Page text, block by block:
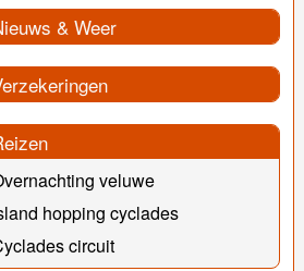
& Weer
veluwe
hopping cyclades
circuit